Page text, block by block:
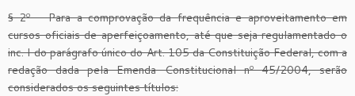
§ 2º – Para a comprovação da frequência e aproveitamento em
cursos oficiais de aperfeiçoamento, até que seja regulamentado o
inc. I do parágrafo único do Art. 105 da Constituição Federal, com a
redação dada pela Emenda Constitucional nº 45/2004, serão
considerados os seguintes títulos: